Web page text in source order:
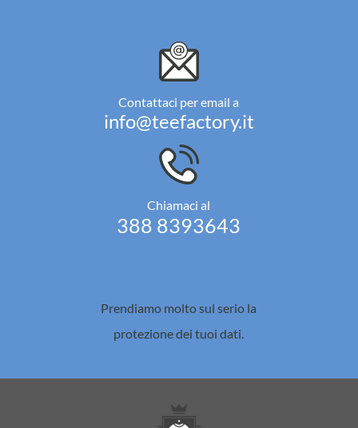
Contattaci per email a
info@teefactory.it
Chiamaci al
388 8393643
Prendiamo molto sul serio la
protezione dei tuoi dati.